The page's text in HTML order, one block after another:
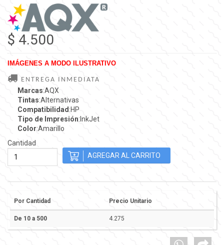
$ 4.500
IMÁGENES A MODO ILUSTRATIVO
ENTREGA INMEDIATA
Marcas:AQX
Tintas:Alternativas
Compatibilidad :HP
Tipo de Impresión:InkJet
Color:Amarillo
Cantidad
Por Cantidad Precio Unitario
De 10 a 500 4.275